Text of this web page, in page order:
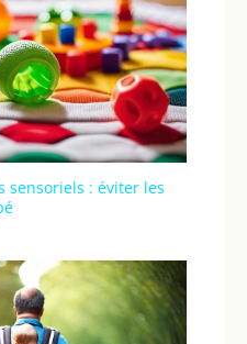
sensoriels : éviter les